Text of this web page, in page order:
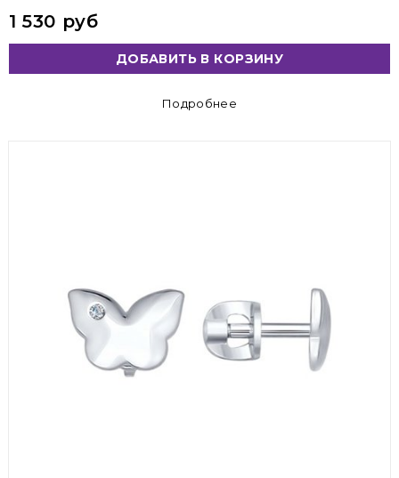
1 530 руб
ДОБАВИТЬ В КОРЗИНУ
Подробнее